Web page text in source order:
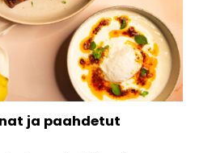
ja paahdetut